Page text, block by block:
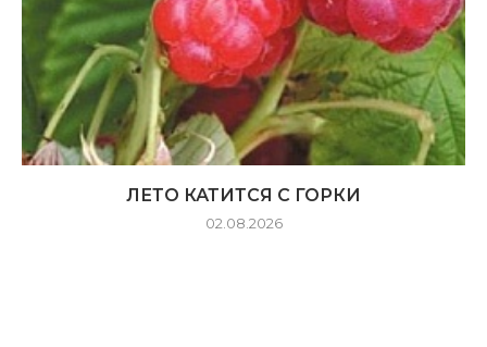
ЛЕТО КАТИТСЯ С ГОРКИ
02.08.2026